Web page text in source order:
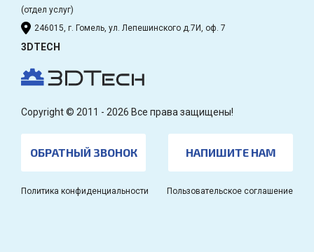
(отдел услуг)
246015, г. Гомель, ул. Лепешинского д.7И, оф. 7
3DTECH
Copyright © 2011 - 2026 Все права защищены!
ОБРАТНЫЙ ЗВОНОК НАПИШИТЕ НАМ
Политика конфиденциальности Пользовательское соглашение